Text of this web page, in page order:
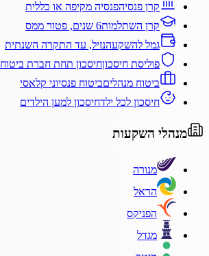
קרן פנסיהפנסיה מקיפה או כללית
קרן השתלמות6 שנים, פטור ממס
גמל להשקעהנזיל, עד התקרה השנתית
פוליסת חיסכוןחיסכון תחת חברת ביטוח
ביטוח מנהליםביטוח פנסיוני קלאסי
חיסכון לכל ילדחיסכון למען הילדים
מנהלי השקעות
מנורה
הראל
הפניקס
מגדל